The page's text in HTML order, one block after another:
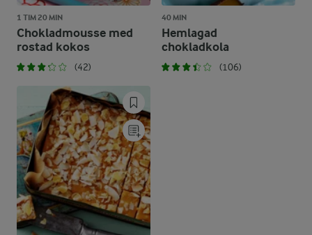
1 TIM 20 MIN
Chokladmousse med
rostad kokos
(42)
40 MIN
Hemlagad
chokladkola
(106)